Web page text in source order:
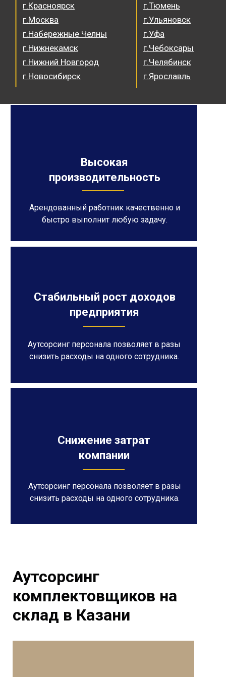
Снижение затрат
компании
Аутсорсинг персонала позволяет в разы
снизить расходы на одного сотрудника.
Высокая
производительность
Арендованный работник качественно и
быстро выполнит любую задачу.
Стабильный рост доходов
предприятия
Аутсорсинг персонала позволяет в разы
снизить расходы на одного сотрудника.
г.Тюмень
г.Ульяновск
г.Уфа
г.Чебоксары
г.Челябинск
г.Ярославль
г.Красноярск
г.Москва
г.Набережные Челны
г.Нижнекамск
г.Нижний Новгород
г.Новосибирск
Аутсорсинг
комплектовщиков на
склад в Казани